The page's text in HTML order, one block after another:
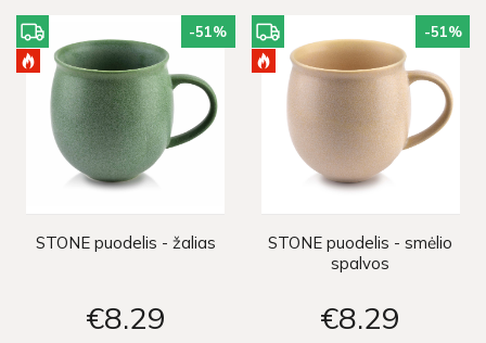
-51%
STONE puodelis - žalias
€8 29
-51%
STONE puodelis - smėlio
spalvos
€8 29